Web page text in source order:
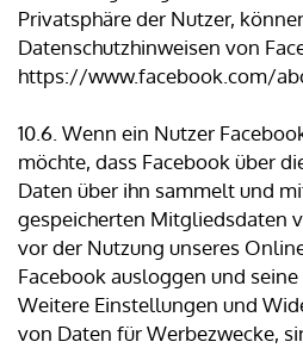
Privatsphäre der Nutzer,
Datenschutzhinweisen von
https://www.facebook.com/
10.6. Wenn ein Nutzer
möchte, dass Facebook über
Daten über ihn sammelt und
gespeicherten Mitgliedsdaten
vor der Nutzung unseres
Facebook ausloggen und
Weitere Einstellungen und
von Daten für Werbezwecke,